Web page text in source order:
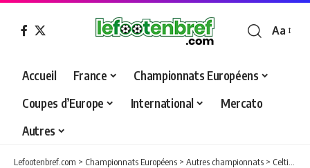
Font
Aa
Accueil France
Championnats Européens
Coupes d’Europe
International
Mercato
Autres
Lefootenbref.com > Championnats Européens > Autres championnats > Celtic : Odsonne Edouard a besoin de se battre pour sa place